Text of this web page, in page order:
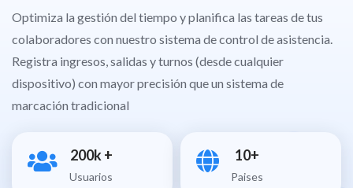
Optimiza la gestión del tiempo y planifica las tareas de tus
colaboradores con nuestro sistema de control de asistencia.
Registra ingresos, salidas y turnos (desde cualquier
dispositivo) con mayor precisión que un sistema de
marcación tradicional
200k +
Usuarios
10+
Paises